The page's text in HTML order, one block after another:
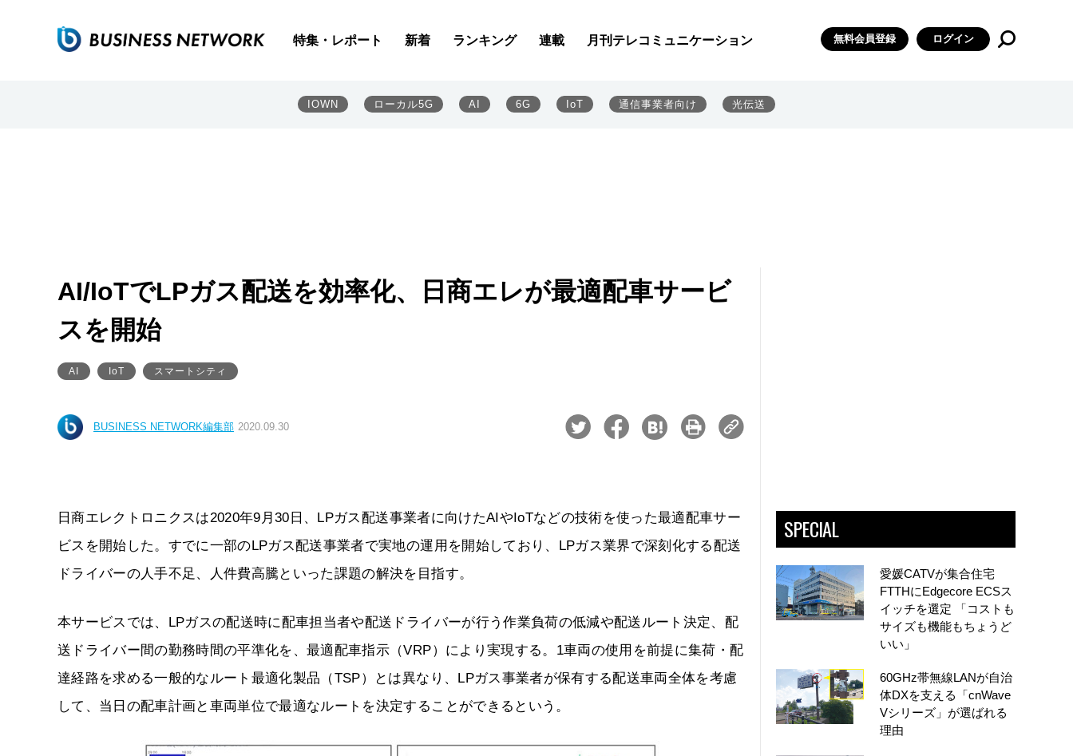
特集・レポート 新着 ランキング 連載 月刊テレコミュニケーション 無料会員登録 ログイン
IOWN ローカル5G AI 6G IoT 通信事業者向け 光伝送
AI/IoTでLPガス配送を効率化、日商エレが最適配車サービ
スを開始
AI IoT スマートシティ
BUSINESS NETWORK編集部 2020.09.30
日商エレクトロニクスは2020年9月30日、LPガス配送事業者に向けたAIやIoTなどの技術を使った最適配車サー
ビスを開始した。すでに一部のLPガス配送事業者で実地の運用を開始しており、LPガス業界で深刻化する配送
ドライバーの人手不足、人件費高騰といった課題の解決を目指す。
本サービスでは、LPガスの配送時に配車担当者や配送ドライバーが行う作業負荷の低減や配送ルート決定、配
送ドライバー間の勤務時間の平準化を、最適配車指示（VRP）により実現する。1車両の使用を前提に集荷・配
達経路を求める一般的なルート最適化製品（TSP）とは異なり、LPガス事業者が保有する配送車両全体を考慮
して、当日の配車計画と車両単位で最適なルートを決定することができるという。
SPECIAL
愛媛CATVが集合住宅
FTTHにEdgecore ECSス
イッチを選定 「コストも
サイズも機能もちょうど
いい」
60GHz帯無線LANが自治
体DXを支える「cnWave
Vシリーズ」が選ばれる
理由